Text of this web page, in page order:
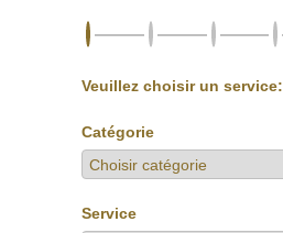
Veuillez choisir un service:
Catégorie
Service